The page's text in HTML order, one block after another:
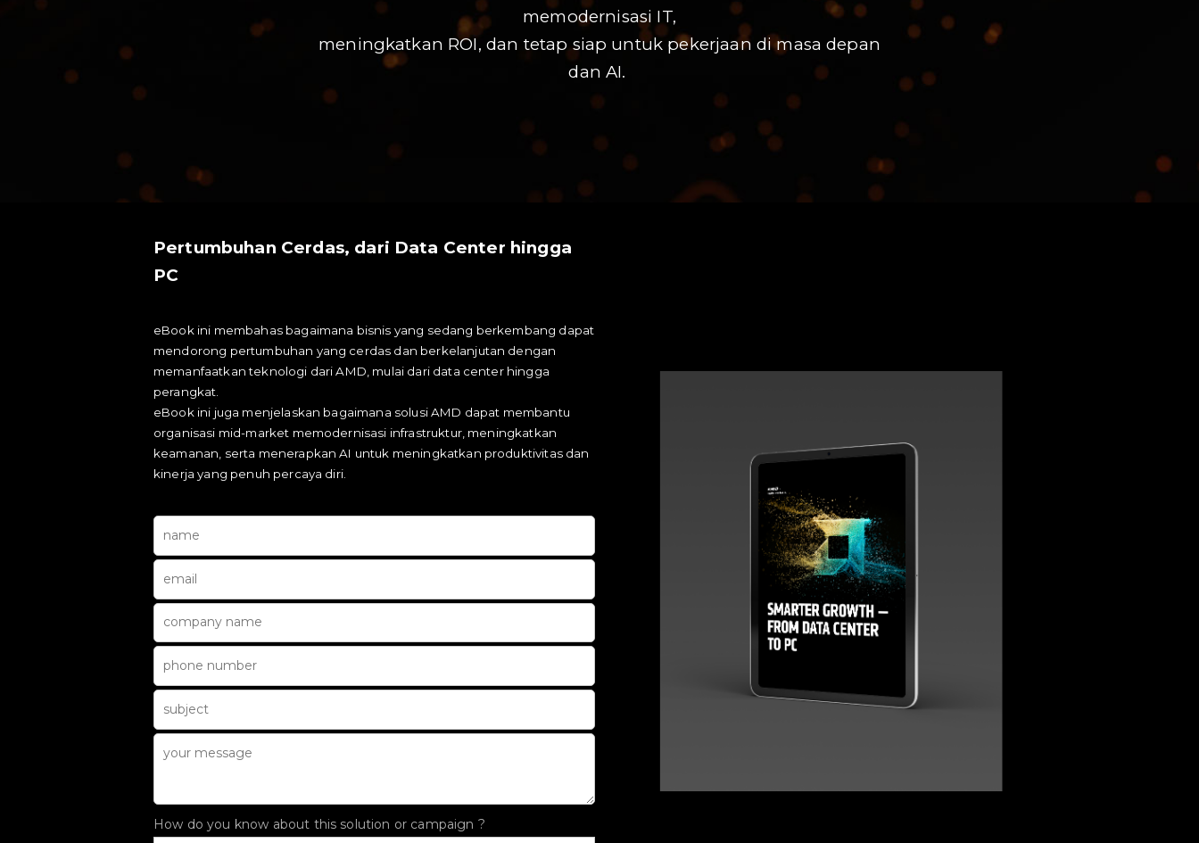
memodernisasi IT,
meningkatkan ROI, dan tetap siap untuk pekerjaan di masa depan
dan AI.
Pertumbuhan Cerdas, dari Data Center hingga
PC
eBook ini membahas bagaimana bisnis yang sedang berkembang dapat
mendorong pertumbuhan yang cerdas dan berkelanjutan dengan
memanfaatkan teknologi dari AMD, mulai dari data center hingga
perangkat.
eBook ini juga menjelaskan bagaimana solusi AMD dapat membantu
organisasi mid-market memodernisasi infrastruktur, meningkatkan
keamanan, serta menerapkan AI untuk meningkatkan produktivitas dan
kinerja yang penuh percaya diri.
How do you know about this solution or campaign ?